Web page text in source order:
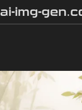
ai-img-